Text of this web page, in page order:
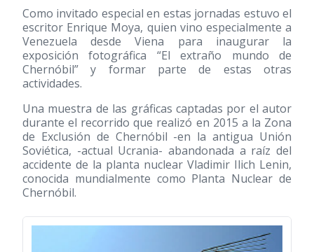
Como invitado especial en estas jornadas estuvo el
escritor Enrique Moya, quien vino especialmente a
Venezuela desde Viena para inaugurar la
exposición fotográfica “El extraño mundo de
Chernóbil” y formar parte de estas otras
actividades.
Una muestra de las gráficas captadas por el autor
durante el recorrido que realizó en 2015 a la Zona
de Exclusión de Chernóbil -en la antigua Unión
Soviética, -actual Ucrania- abandonada a raíz del
accidente de la planta nuclear Vladimir Ilich Lenin,
conocida mundialmente como Planta Nuclear de
Chernóbil.